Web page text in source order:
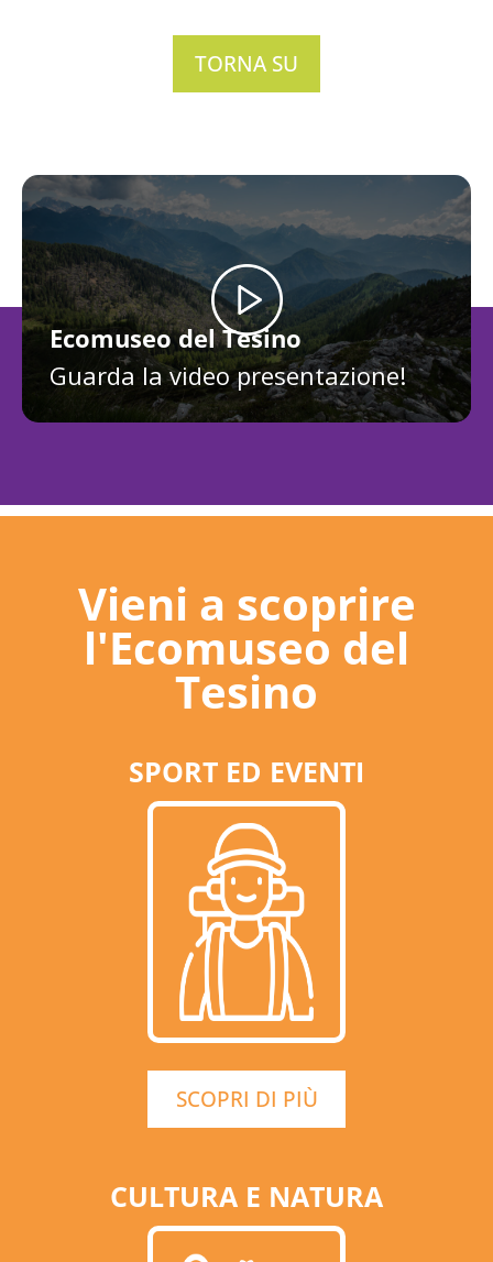
TORNA SU
Ecomuseo del Tesino
Guarda la video presentazione!
Vieni a scoprire
l'Ecomuseo del
Tesino
SPORT ED EVENTI
SCOPRI DI PIÙ
CULTURA E NATURA